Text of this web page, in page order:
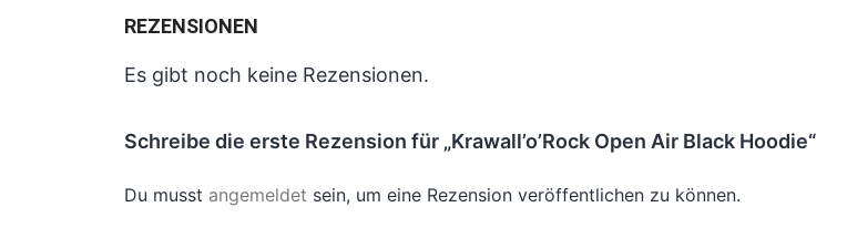
REZENSIONEN
Es gibt noch keine Rezensionen.
Schreibe die erste Rezension für „Krawall’o’Rock Open Air Black Hoodie“
Du musst angemeldet sein, um eine Rezension veröffentlichen zu können.